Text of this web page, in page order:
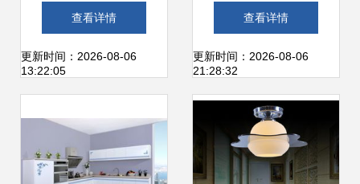
料守护家的和谐
查看详情
更新时间：2026-08-06
13:22:05
及选择指南
查看详情
更新时间：2026-08-06
21:28:32